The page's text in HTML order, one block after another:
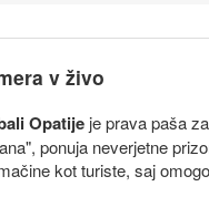
v živo
Opatije je prava paša
ponuja neverjetne
kot turiste, saj